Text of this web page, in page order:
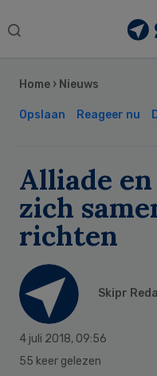
Search
Home › Nieuws
Opslaan Reageer nu
Alliade en
zich
richten
Skipr
4 juli 2018, 09:56
55 keer gelezen
Sidebar